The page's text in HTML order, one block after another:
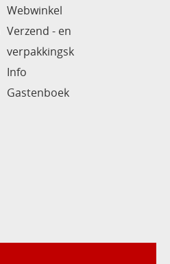
Webwinkel
Verzend - en
verpakkingsk
Info
Gastenboek